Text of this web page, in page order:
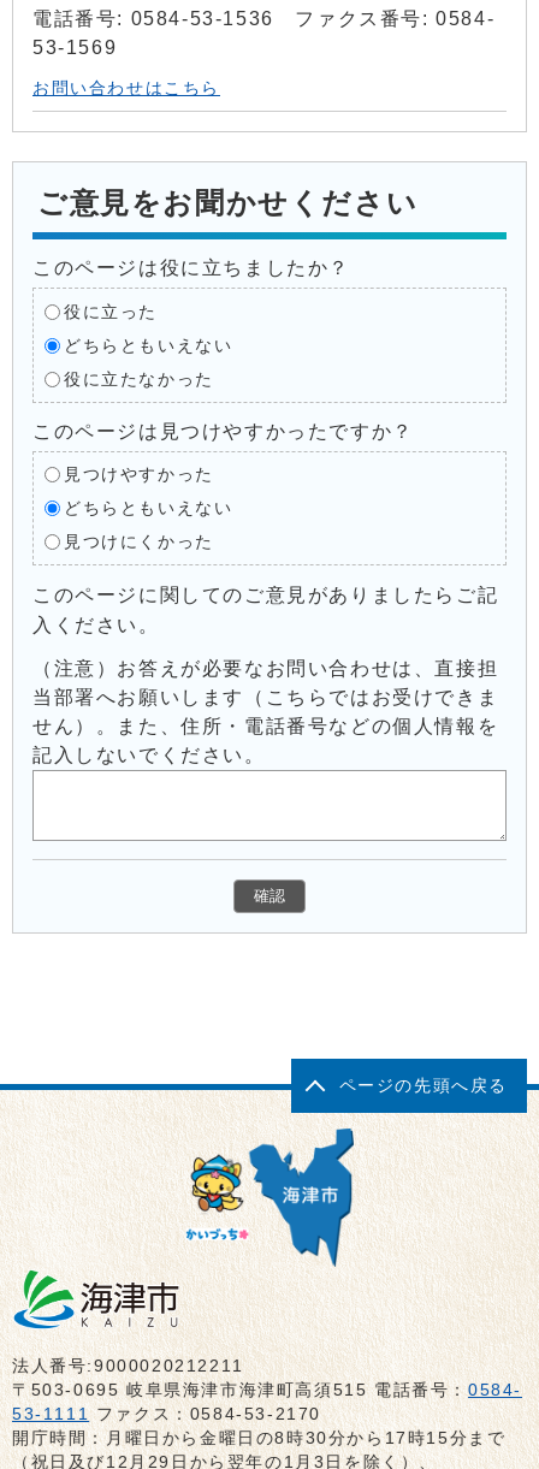
電話番号: 0584-53-1536 ファクス番号: 0584-
53-1569
お問い合わせはこちら
ご意見をお聞かせください
このページは役に立ちましたか？
役に立った
どちらともいえない
役に立たなかった
このページは見つけやすかったですか？
見つけやすかった
どちらともいえない
見つけにくかった
このページに関してのご意見がありましたらご記
入ください。
（注意）お答えが必要なお問い合わせは、直接担
当部署へお願いします（こちらではお受けできま
せん）。また、住所・電話番号などの個人情報を
記入しないでください。
ページの先頭へ戻る
法人番号:9000020212211
〒503-0695 岐阜県海津市海津町高須515 電話番号：0584-
53-1111 ファクス：0584-53-2170
開庁時間：月曜日から金曜日の8時30分から17時15分まで
（祝日及び12月29日から翌年の1月3日を除く）、